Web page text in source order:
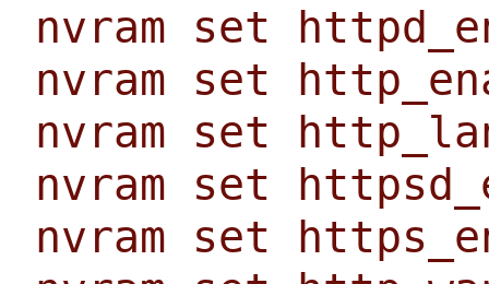
nvram set
nvram set
nvram set
nvram set
nvram set